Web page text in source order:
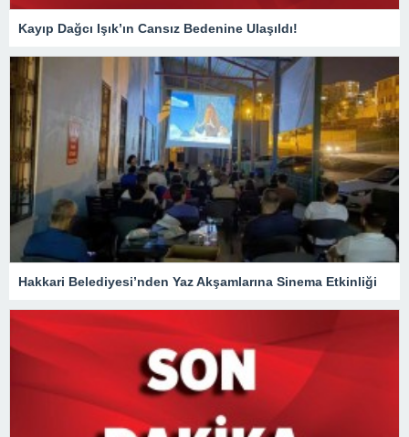
Kayıp Dağcı Işık’ın Cansız Bedenine Ulaşıldı!
Hakkari Belediyesi’nden Yaz Akşamlarına Sinema Etkinliği